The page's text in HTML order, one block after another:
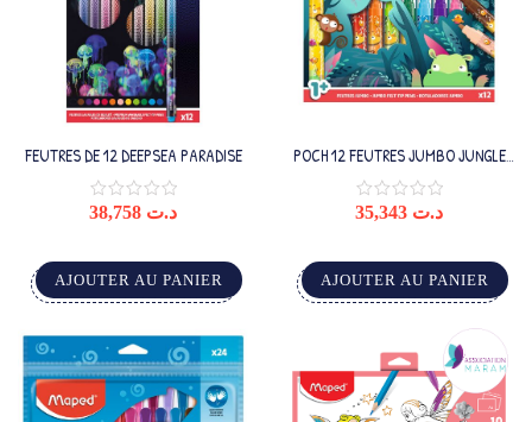
FEUTRES DE 12 DEEPSEA PARADISE
د.ت
AJOUTER AU PANIER
POCH 12 FEUTRES JUMBO JUNGLE
FEVER
د.ت
AJOUTER AU PANIER